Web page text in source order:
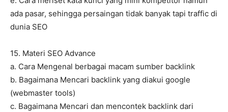
ada pasar, sehingga persaingan tidak banyak tapi traffic di
dunia SEO
15. Materi SEO Advance
a. Cara Mengenal berbagai macam sumber backlink
b. Bagaimana Mencari backlink yang diakui google
(webmaster tools)
c. Bagaimana Mencari dan mencontek backlink dari